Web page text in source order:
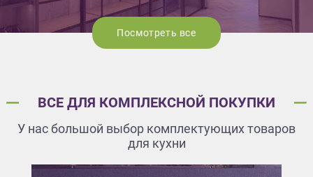
Посмотреть все
ВСЕ ДЛЯ КОМПЛЕКСНОЙ ПОКУПКИ
У нас большой выбор комплектующих товаров
для кухни